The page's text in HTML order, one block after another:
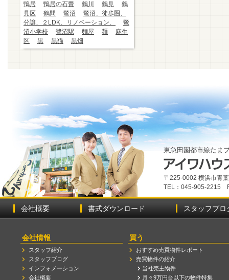
鴨居
鴨居の石畳 鶴川 鶴見
鶴
見区
鶴間 鷺沼
鷺沼、徒歩圏、
分譲、２LDK、リノベーション、
鷺
沼小学校
鷺沼駅 麵屋 麺
麻生
区
黒 黒猫 黒畑
東急田園都市線たま
〒225-0002 横浜市青
TEL：045-905-2215
会社概要 書式ダウンロード スタッフブロ
会社情報
スタッフ紹介
スタッフブログ
インフォメーション
会社概要
買う
おすすめ売買物件レポート
売買物件の紹介
当社売主物件
月々9万円台以下の物件特集